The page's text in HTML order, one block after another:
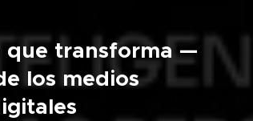
transforma —
los medios